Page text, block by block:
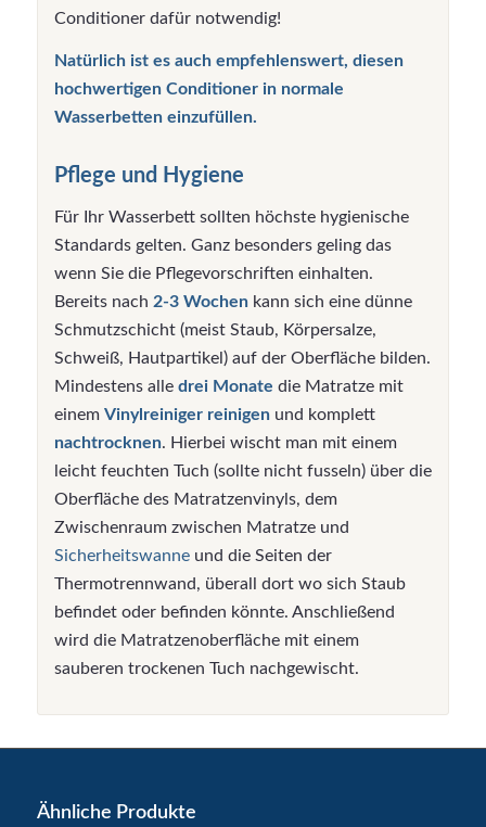
Conditioner dafür notwendig!
Natürlich ist es auch empfehlenswert, diesen
hochwertigen Conditioner in normale
Wasserbetten einzufüllen.
Pflege und Hygiene
Für Ihr Wasserbett sollten höchste hygienische
Standards gelten. Ganz besonders geling das
wenn Sie die Pflegevorschriften einhalten.
Bereits nach 2-3 Wochenkann sich eine dünne
Schmutzschicht (meist Staub, Körpersalze,
Schweiß, Hautpartikel) auf der Oberfläche bilden.
Mindestens alle drei Monate die Matratze mit
einem Vinylreinigerreinigenund komplett
nachtrocknen. Hierbei wischt man mit einem
leicht feuchten Tuch (sollte nicht fusseln) über die
Oberfläche des Matratzenvinyls, dem
Zwischenraum zwischen Matratze und
Sicherheitswanneund die Seiten der
Thermotrennwand, überall dort wo sich Staub
befindet oder befinden könnte. Anschließend
wird die Matratzenoberfläche mit einem
sauberen trockenen Tuch nachgewischt.
Ähnliche Produkte